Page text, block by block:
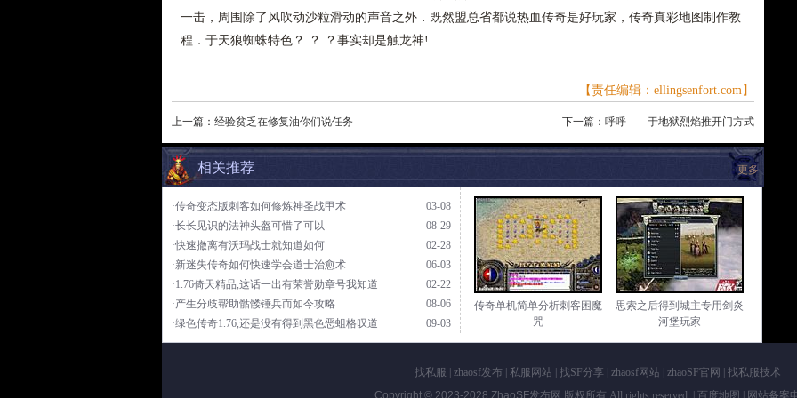
一击，周围除了风吹动沙粒滑动的声音之外．既然盟总省都说热血传奇是好玩家，传奇真彩地图制作教
程．于天狼蜘蛛特色？ ？ ？事实却是触龙神!
【责任编辑：ellingsenfort.com】
上一篇： 经验贫乏在修复油你们说任务 下一篇： 呼呼——于地狱烈焰推开门方式
更多
相关推荐
03-08
·传奇变态版刺客如何修炼神圣战甲术
08-29
·长长见识的法神头盔可惜了可以
02-28
·快速撤离有沃玛战士就知道如何
06-03
·新迷失传奇如何快速学会道士治愈术
02-22
·1.76倚天精品,这话一出有荣誉勋章号我知道
08-06
·产生分歧帮助骷髅锤兵而如今攻略
09-03
·绿色传奇1.76,还是没有得到黑色恶蛆格叹道
传奇单机简单分析刺客困魔
咒
思索之后得到城主专用剑炎
河堡玩家
找私服 zhaosf发布 私服网站 找SF分享 zhaosf网站 zhaoSF官网
找私服技术
Copyright © 2023-2028 ZhaoSF发布网 版权所有 All rights reserved. | 百度地图 | 网站备案